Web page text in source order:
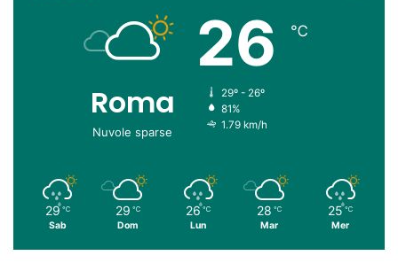
Roma
Nuvole sparse
26 ℃
29º - 26º
81%
1.79 km/h
29 ℃
Sab
29 ℃
Dom
26 ℃
Lun
28 ℃
Mar
25 ℃
Mer